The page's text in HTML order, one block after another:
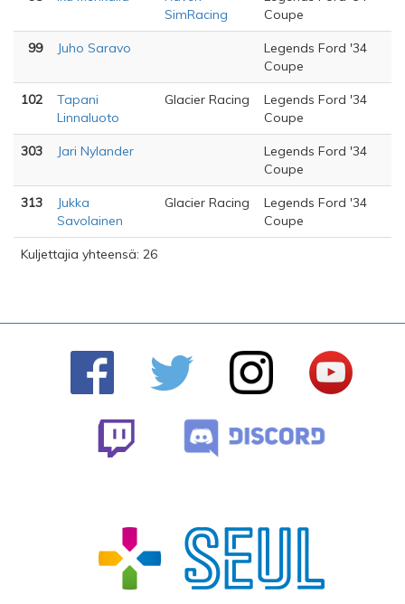
SimRacing
Coupe
99 Juho Saravo
Legends Ford '34
Coupe
102
Tapani
Linnaluoto
Glacier Racing
Legends Ford '34
Coupe
303 Jari Nylander
Legends Ford '34
Coupe
313
Jukka
Savolainen
Glacier Racing
Legends Ford '34
Coupe
Kuljettajia yhteensä: 26